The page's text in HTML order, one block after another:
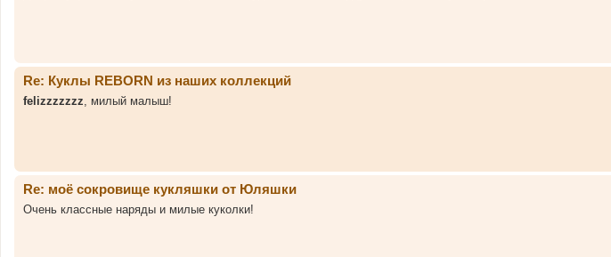
Re: Куклы REBORN из наших коллекций
felizzzzzzz , милый малыш!
Re: моё сокровище кукляшки от Юляшки
Очень классные наряды и милые куколки!